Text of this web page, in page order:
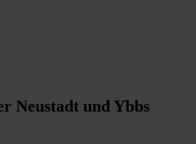
Neustadt und Ybbs